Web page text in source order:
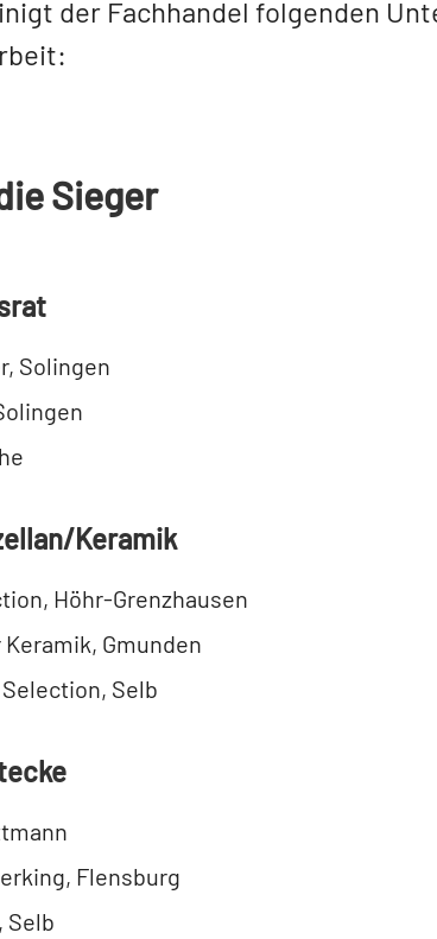
der Fachhandel folgenden
Sieger
Solingen
Keramik
Höhr-Grenzhausen
Gmunden
Selb
Flensburg
Selb